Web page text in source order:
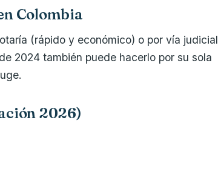
Colombia
(rápido y económico) o por vía judicial
2024 también puede hacerlo por su sola
2026)